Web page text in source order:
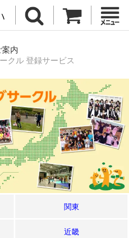
内
クル 登録サービス
関東
近畿